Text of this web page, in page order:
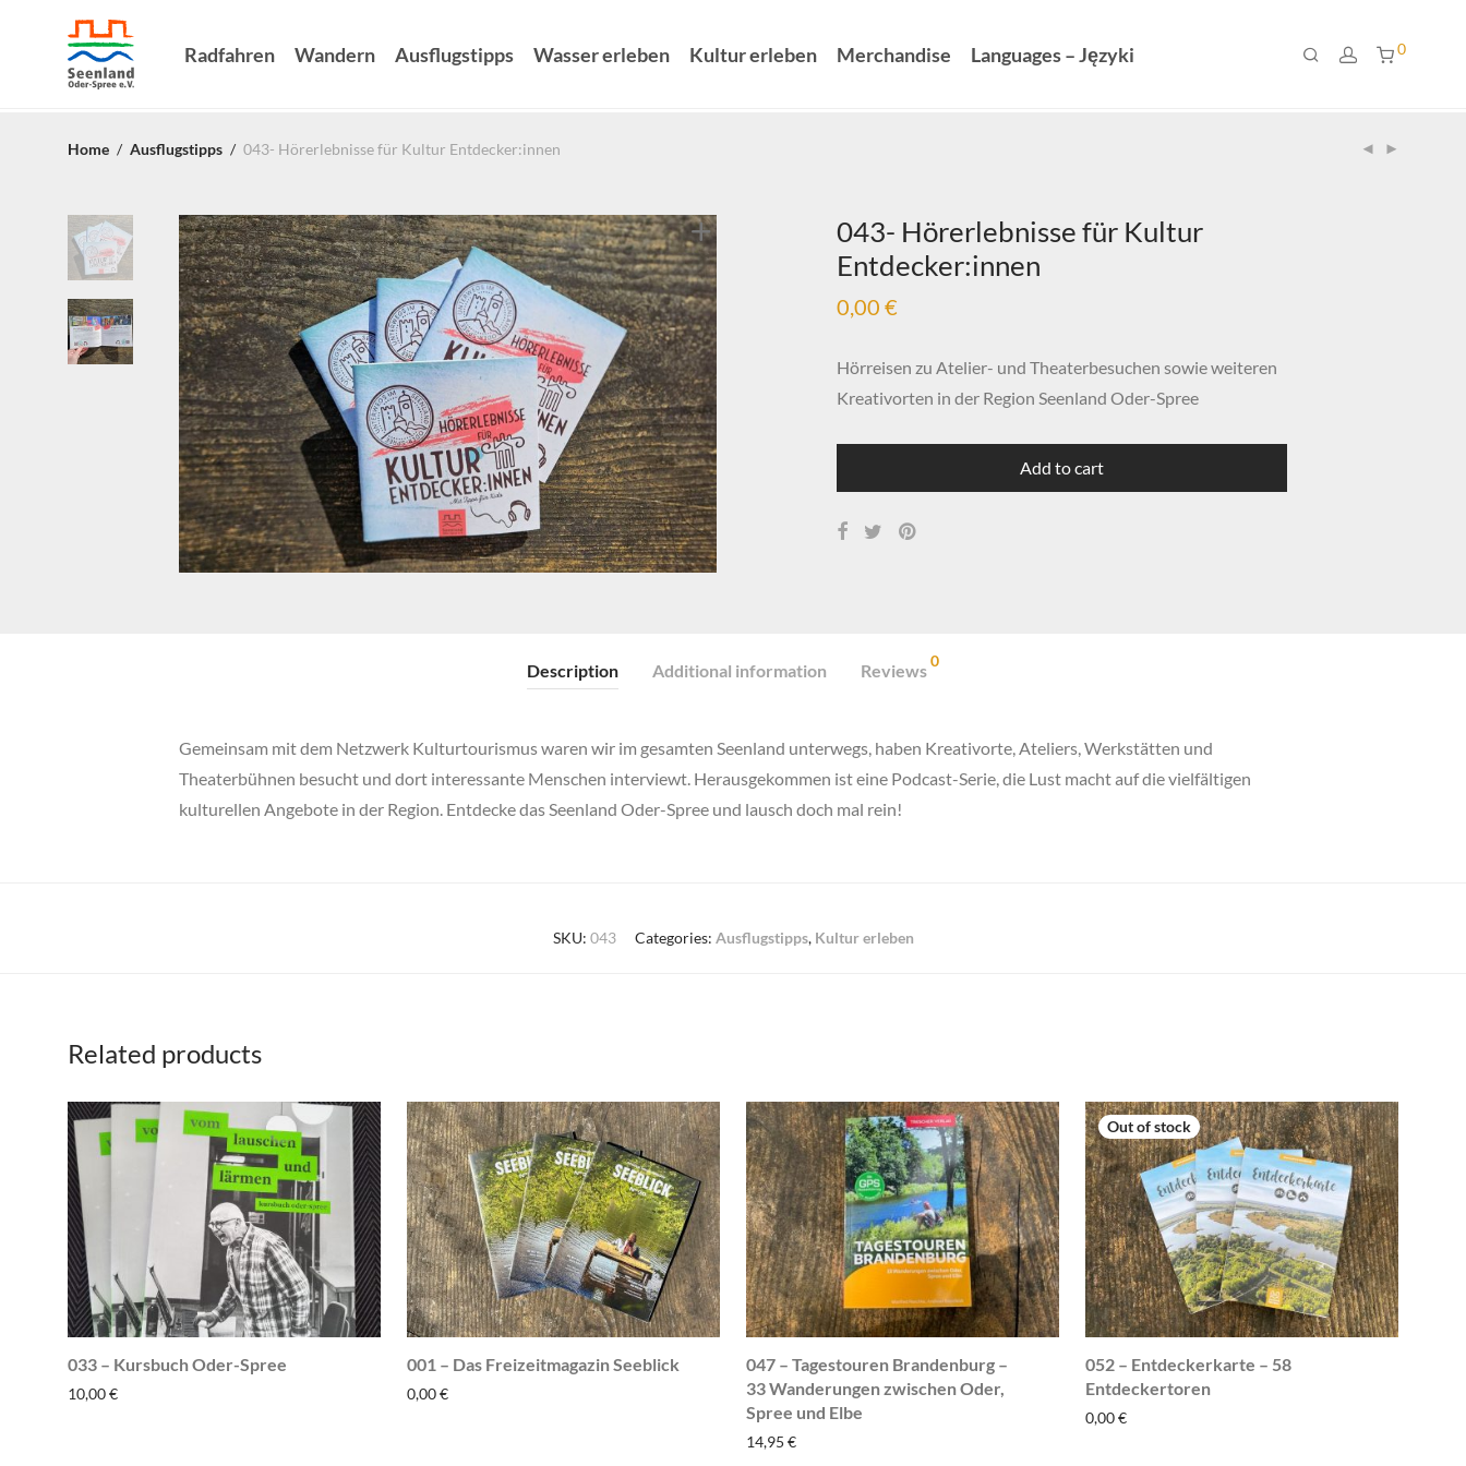
Radfahren Wandern Ausflugstipps Wasser erleben Kultur erleben Merchandise Languages – Języki 0
Home / Ausflugstipps / 043- Hörerlebnisse für Kultur Entdecker:innen
043- Hörerlebnisse für Kultur
Entdecker:innen
0,00 €
Hörreisen zu Atelier- und Theaterbesuchen sowie weiteren
Kreativorten in der Region Seenland Oder-Spree
Add to cart
Description Additional information Reviews0
Gemeinsam mit dem Netzwerk Kulturtourismuswaren wir im gesamten Seenland unterwegs, haben Kreativorte, Ateliers, Werkstätten und
Theaterbühnen besucht und dort interessante Menschen interviewt. Herausgekommen ist eine Podcast-Serie, die Lust macht auf die vielfältigen
kulturellen Angebote in der Region. Entdecke das Seenland Oder-Spree und lausch doch mal rein!
SKU: 043 Categories: Ausflugstipps, Kultur erleben
Related products
033 – Kursbuch Oder-Spree
10,00€
001 – Das Freizeitmagazin Seeblick
0,00€
047 – Tagestouren Brandenburg –
33 Wanderungen zwischen Oder,
Spree und Elbe
14,95 €
052 – Entdeckerkarte – 58
Entdeckertoren
0,00€